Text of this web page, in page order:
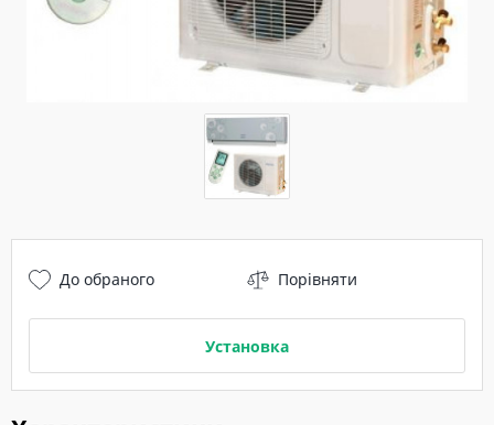
До обраного Порівняти
Установка